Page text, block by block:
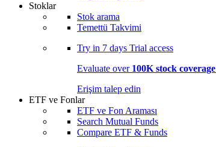
Stoklar
Stok arama
Temettü Takvimi
Try in 7 days Trial access
Evaluate over 100K stock coverage
Erişim talep edin
ETF ve Fonlar
ETF ve Fon Araması
Search Mutual Funds
Compare ETF & Funds